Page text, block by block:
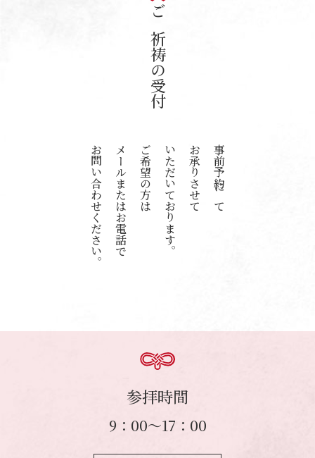
お知らせ
ご祈祷の受付
事前予約にて
お承りさせて
いただいております。
ご希望の方は
メールまたはお電話で
お問い合わせください。
参拝時間
9：00～17：00